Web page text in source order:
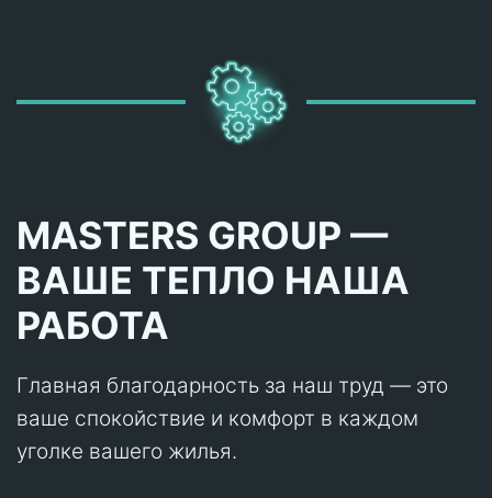
MASTERS GROUP —
ВАШЕ ТЕПЛО НАША
РАБОТА
Главная благодарность за наш труд — это
ваше спокойствие и комфорт в каждом
уголке вашего жилья.